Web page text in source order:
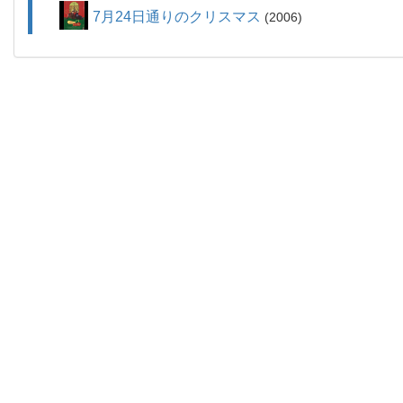
7月24日通りのクリスマス 2006